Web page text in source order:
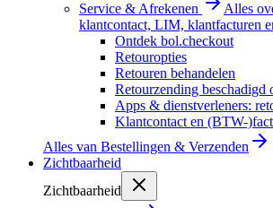
Service & Afrekenen
Alles
klantcontact, LIM, klantfacturen
Ontdek bol.checkout
Retouropties
Retouren behandelen
Retourzending
Apps & dienstverleners:
Klantcontact en (BTW-
Alles van Bestellingen & Verzenden
Zichtbaarheid
Zichtbaarheid